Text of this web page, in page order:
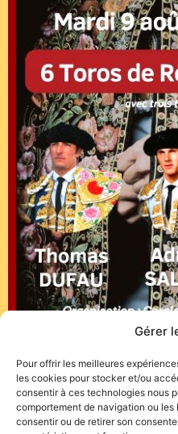
Gérer
Pour offrir les meilleures
les cookies pour stocker et/ou
consentir à ces technologies nous
comportement de navigation ou les
consentir ou de retirer son